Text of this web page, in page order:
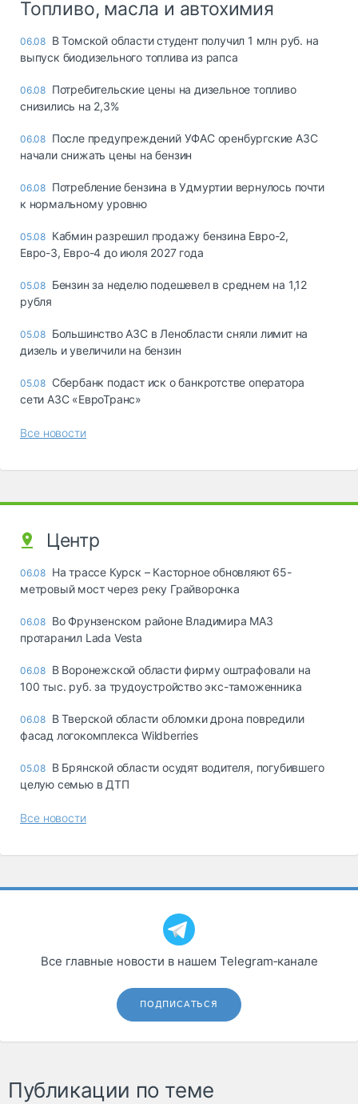
Топливо, масла и автохимия
06.08 В Томской области студент получил 1 млн руб. на
выпуск биодизельного топлива из рапса
06.08 Потребительские цены на дизельное топливо
снизились на 2,3%
06.08 После предупреждений УФАС оренбургские АЗС
начали снижать цены на бензин
06.08 Потребление бензина в Удмуртии вернулось почти
к нормальному уровню
05.08 Кабмин разрешил продажу бензина Евро-2,
Евро-3, Евро-4 до июля 2027 года
05.08 Бензин за неделю подешевел в среднем на 1,12
рубля
05.08 Большинство АЗС в Ленобласти сняли лимит на
дизель и увеличили на бензин
05.08 Сбербанк подаст иск о банкротстве оператора
сети АЗС «ЕвроТранс»
Все новости
Центр
06.08 На трассе Курск – Касторное обновляют 65-
метровый мост через реку Грайворонка
06.08 Во Фрунзенском районе Владимира МАЗ
протаранил Lada Vesta
06.08 В Воронежской области фирму оштрафовали на
100 тыс. руб. за трудоустройство экс-таможенника
06.08 В Тверской области обломки дрона повредили
фасад логокомплекса Wildberries
05.08 В Брянской области осудят водителя, погубившего
целую семью в ДТП
Все новости
Все главные новости в нашем Telegram‑канале
ПОДПИСАТЬСЯ
Публикации по теме